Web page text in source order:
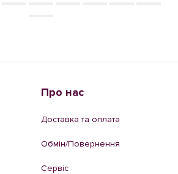
Про нас
Доставка та оплата
Обмін/Повернення
Сервіс